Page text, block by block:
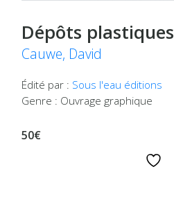
Dépôts plastiques
Cauwe, David
Édité par : Sous l'eau éditions
Genre : Ouvrage graphique
50€